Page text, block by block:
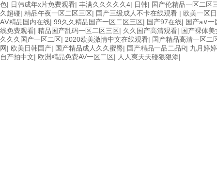
色| 日韩成年x片免费观看| 丰满久久久久久4| 日韩| 国产伦精品一区二区
久超碰| 精品午夜一区二区三区| 国产三级成人不卡在线观看 | 欧美一区
AⅤ精品国内在线| 99久久精品国产一区二区三区| 国产97在线| 国产a∨一
线免费观看| 精品国产乱码一区二区三区| 久久国产高清观看| 国产裸体
久久久国产一区二区| 2020欧美激情中文在线观看| 国产精品高清一区二
网| 欧美日韩国产| 国产精品成人久久蜜臀| 国产精品一品二品R| 九月婷
自产拍中文| 欧洲精品免费AV一区二区| 人人爽天天碰狠狠添|